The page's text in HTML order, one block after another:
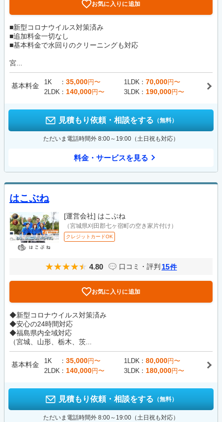
お気に入りに追加
■新型コロナウイルス対策済み
■追加料金一切なし
■基本料金で水回りのクリーニングも対応
宮...
基本料金 1K 35,000円〜 1LDK 70,000円〜
2LDK
140,000円〜 3LDK 190,000円〜
見積もり依頼・相談をする （無料）
ただいま電話時間外 8:00～19:00（土日祝も対応）
料金・サービスを見る
はこぶね
[運営会社] はこぶね
（宮城県刈田郡七ヶ宿町の空き家片付け）
クレジットカードOK
4.80 口コミ・評判 15件
お気に入りに追加
◆新型コロナウイルス対策済み
◆安心の24時間対応
◆福島県内全域対応
（宮城、山形、栃木、茨...
基本料金 1K 35,000円〜 1LDK 80,000円〜
2LDK
140,000円〜 3LDK 180,000円〜
見積もり依頼・相談をする （無料）
ただいま電話時間外 8:00～19:00（土日祝も対応）